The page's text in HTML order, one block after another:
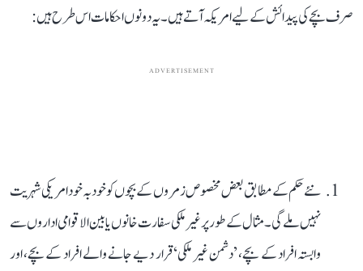
صرف بچے کی پیدائش کے لیے امریکہ آتے ہیں۔ یہ دونوں احکامات اس طرح ہیں:
ADVERTISEMENT
نئے حکم کے مطابق بعض مخصوص زمروں کے بچوں کو خود بہ خود امریکی شہریت
نہیں ملے گی۔ مثال کے طور پر غیر ملکی سفارت خانوں یا بین الاقوامی اداروں سے
وابستہ افراد کے بچے، ’دشمن غیر ملکی‘ قرار دیے جانے والے افراد کے بچے، اور